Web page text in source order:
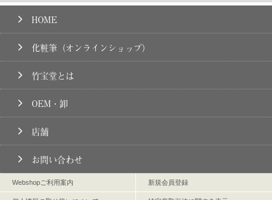
HOME
化粧筆（オンラインショップ）
竹宝堂とは
OEM・卸
店舗
お問い合わせ
Webshopご利用案内 新規会員登録